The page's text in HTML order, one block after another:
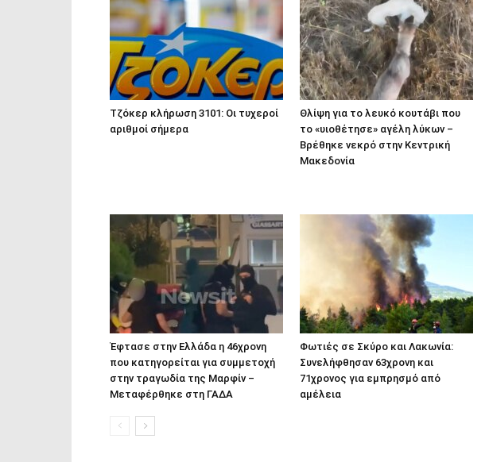
Τζόκερ κλήρωση 3101: Οι τυχεροί
αριθμοί σήμερα
Θλίψη για το λευκό κουτάβι που
το «υιοθέτησε» αγέλη λύκων –
Βρέθηκε νεκρό στην Κεντρική
Μακεδονία
Έφτασε στην Ελλάδα η 46χρονη
που κατηγορείται για συμμετοχή
στην τραγωδία της Μαρφίν –
Μεταφέρθηκε στη ΓΑΔΑ
Φωτιές σε Σκύρο και Λακωνία:
Συνελήφθησαν 63χρονη και
71χρονος για εμπρησμό από
αμέλεια